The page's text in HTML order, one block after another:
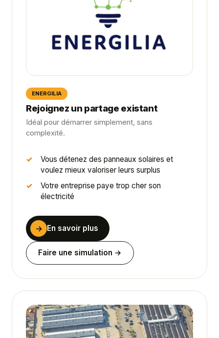
ENERGILIA
Rejoignez un partage existant
Idéal pour démarrer simplement, sans
complexité.
Vous détenez des panneaux solaires et
voulez mieux valoriser leurs surplus
Votre entreprise paye trop cher son
électricité
→ En savoir plus
Faire une simulation →